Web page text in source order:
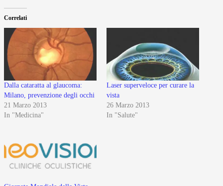
Correlati
Dalla cataratta al glaucoma:
Milano, prevenzione degli occhi
21 Marzo 2013
In "Medicina"
Laser superveloce per curare la
vista
26 Marzo 2013
In "Salute"